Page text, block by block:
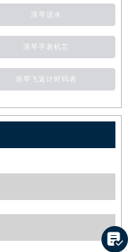
浪琴进水
浪琴手表机芯
浪琴飞返计时码表
